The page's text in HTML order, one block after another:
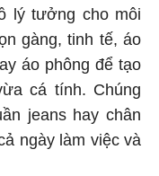
lý tưởng cho môi
gàng, tinh tế, áo
áo phông để tạo
cá tính. Chúng
jeans hay chân
ngày làm việc và